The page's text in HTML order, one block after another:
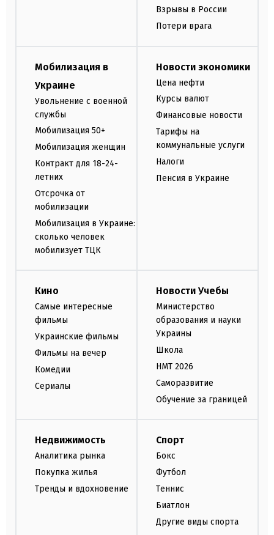
Взрывы в России
Потери врага
Мобилизация в
Украине
Увольнение с военной
службы
Мобилизация 50+
Мобилизация женщин
Контракт для 18-24-
летних
Отсрочка от
мобилизации
Мобилизация в Украине:
сколько человек
мобилизует ТЦК
Новости экономики
Цена нефти
Курсы валют
Финансовые новости
Тарифы на
коммунальные услуги
Налоги
Пенсия в Украине
Кино
Самые интересные
фильмы
Украинские фильмы
Фильмы на вечер
Комедии
Сериалы
Новости Учебы
Министерство
образования и науки
Украины
Школа
НМТ 2026
Саморазвитие
Обучение за границей
Недвижимость
Аналитика рынка
Покупка жилья
Тренды и вдохновение
Спорт
Бокс
Футбол
Теннис
Биатлон
Другие виды спорта